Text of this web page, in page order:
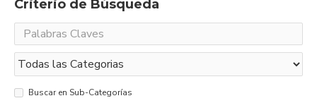
Criterio de Búsqueda
Buscar en Sub-Categorías